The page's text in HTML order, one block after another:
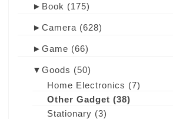
► Book (175)
► Camera (628)
► Game (66)
▼ Goods (50)
Home Electronics (7)
Other Gadget (38)
Stationary (3)